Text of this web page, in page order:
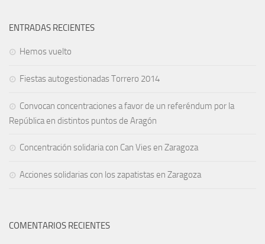
ENTRADAS RECIENTES
Hemos vuelto
Fiestas autogestionadas Torrero 2014
Convocan concentraciones a favor de un referéndum por la
República en distintos puntos de Aragón
Concentración solidaria con Can Vies en Zaragoza
Acciones solidarias con los zapatistas en Zaragoza
COMENTARIOS RECIENTES